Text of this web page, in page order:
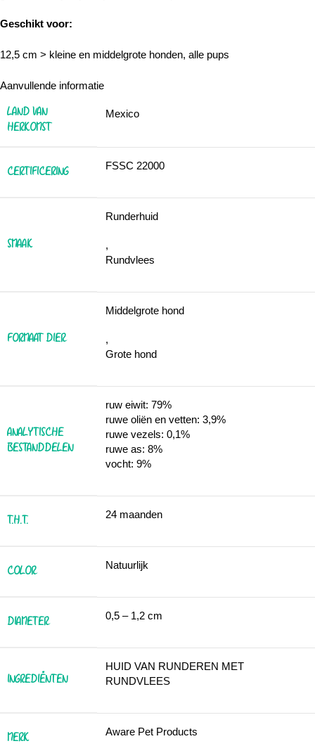
Geschikt voor:
12,5 cm > kleine en middelgrote honden, alle pups
Aanvullende informatie
LAND VAN
HERKOMST
Mexico
CERTIFICERING FSSC 22000
SMAAK
Runderhuid
,
Rundvlees
FORMAAT DIER
Middelgrote hond
,
Grote hond
ANALYTISCHE
BESTANDDELEN
ruw eiwit: 79%
ruwe oliën en vetten: 3,9%
ruwe vezels: 0,1%
ruwe as: 8%
vocht: 9%
T.H.T. 24 maanden
COLOR Natuurlijk
DIAMETER 0,5 – 1,2 cm
INGREDIËNTEN
HUID VAN RUNDEREN MET
RUNDVLEES
MERK Aware Pet Products